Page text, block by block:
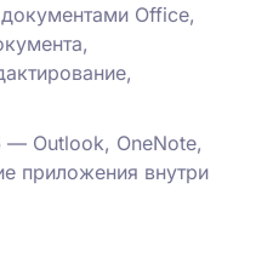
Office,
— Outlook, OneNote,
приложения внутри